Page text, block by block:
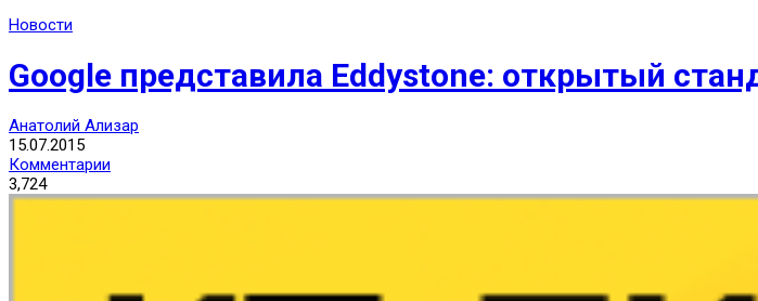
Новости
Google представила Eddystone: открытый
Анатолий Ализар
15.07.2015
Комментарии
3,724